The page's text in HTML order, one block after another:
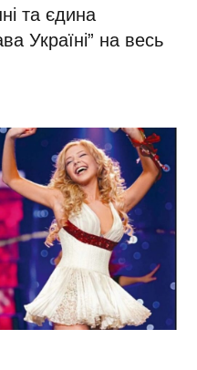
та єдина
Україні” на весь